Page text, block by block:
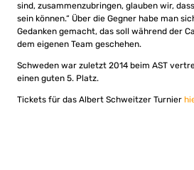
sind, zusammenzubringen, glauben wir,
sein können.“ Über die Gegner habe man
Gedanken gemacht, das soll während der
dem eigenen Team geschehen.
Schweden war zuletzt 2014 beim AST
einen guten 5. Platz.
Tickets für das Albert Schweitzer Turnier